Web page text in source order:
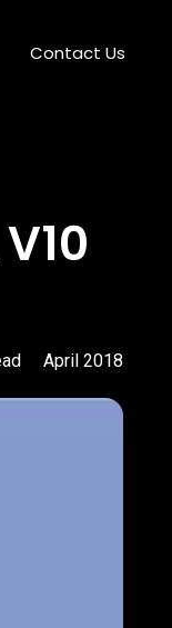
Contact Us
April 2018